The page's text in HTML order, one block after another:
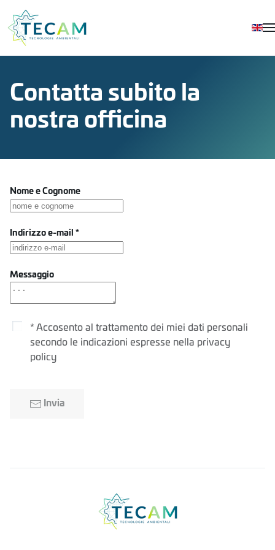
Skip to main content
Contatta subito la
nostra officina
Nome e Cognome
Indirizzo e-mail *
Messaggio
* Accosento al trattamento dei miei dati personali
secondo le indicazioni espresse nella privacy
policy
Invia